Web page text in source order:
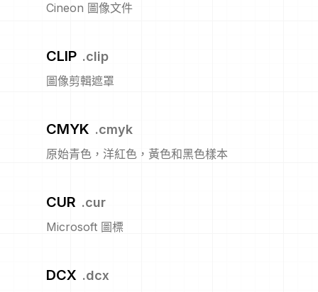
Cineon 圖像文件
CLIP .clip
圖像剪輯遮罩
CMYK .cmyk
原始青色，洋紅色，黃色和黑色樣本
CUR .cur
Microsoft 圖標
DCX .dcx